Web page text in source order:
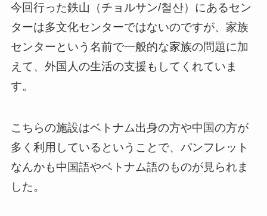
今回行った鉄山（チョルサン/철산）にあるセン
ターは多文化センターではないのですが、家族
センターという名前で一般的な家族の問題に加
えて、外国人の生活の支援もしてくれていま
す。
こちらの施設はベトナム出身の方や中国の方が
多く利用しているということで、パンフレット
なんかも中国語やベトナム語のものが見られま
した。